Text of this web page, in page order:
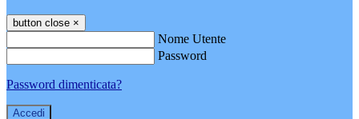
button close ×
Nome Utente
Password
Password dimenticata?